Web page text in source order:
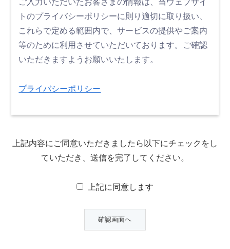
ご入力いただいたお客さまの情報は、当ウェブサイ
トのプライバシーポリシーに則り適切に取り扱い、
これらで定める範囲内で、サービスの提供やご案内
等のために利用させていただいております。ご確認
いただきますようお願いいたします。
プライバシーポリシー
上記内容にご同意いただきましたら以下にチェックをし
ていただき、送信を完了してください。
上記に同意します